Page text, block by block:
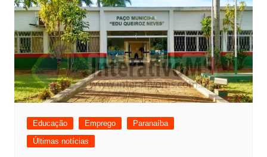
Educação Emprego
Paranaíba
Últimas notícias